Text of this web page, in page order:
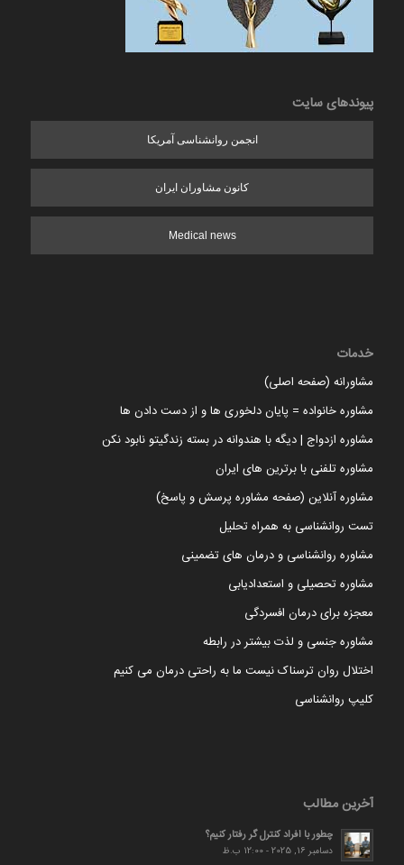
پیوندهای سایت
انجمن روانشناسی آمریکا
کانون مشاوران ایران
Medical news
خدمات
مشاورانه (صفحه اصلی)
مشاوره خانواده = پایان دلخوری ها و از دست دادن ها
مشاوره ازدواج | دیگه با هندوانه در بسته زندگیتو نابود نکن
مشاوره تلفنی با برترین های ایران
مشاوره آنلاین (صفحه مشاوره پرسش و پاسخ)
تست روانشناسی به همراه تحلیل
مشاوره روانشناسی و درمان های تضمینی
مشاوره تحصیلی و استعدادیابی
معجزه برای درمان افسردگی
مشاوره جنسی و لذت بیشتر در رابطه
اختلال روان ترسناک نیست ما به راحتی درمان می کنیم
کلیپ روانشناسی
آخرین مطالب
چطور با افراد کنترل گر رفتار کنیم؟
دسامبر 16, 2025 - 12:00 ب.ظ